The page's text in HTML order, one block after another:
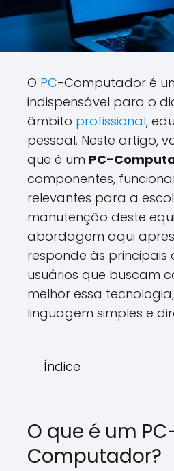
O PC-Computador é
indispensável para o
âmbito profissional,
pessoal. Neste artigo,
que é um PC-
componentes,
relevantes para a
manutenção deste
abordagem aqui
responde às principais
usuários que buscam
melhor essa
linguagem simples e
Índice
O que é um
Computador?